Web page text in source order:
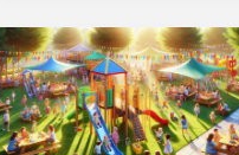
Instalación
de
centros